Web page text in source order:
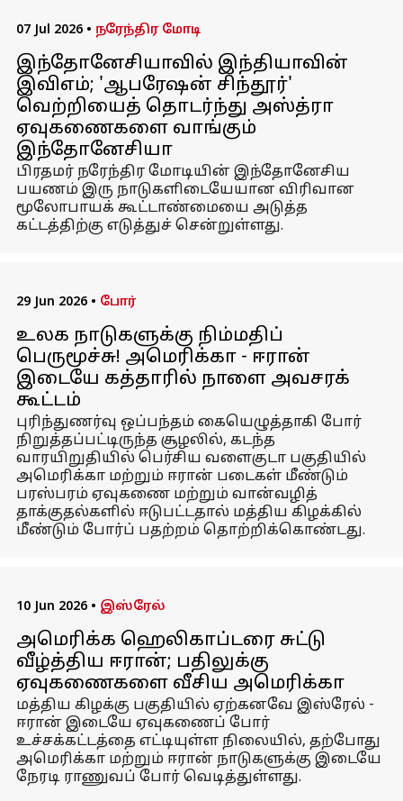
07 Jul 2026 • நரேந்திர மோடி
இந்தோனேசியாவில் இந்தியாவின்
இவிஎம்; 'ஆபரேஷன் சிந்தூர்'
வெற்றியைத் தொடர்ந்து அஸ்த்ரா
ஏவுகணைகளை வாங்கும்
இந்தோனேசியா
பிரதமர் நரேந்திர மோடியின் இந்தோனேசிய
பயணம் இரு நாடுகளிடையேயான விரிவான
மூலோபாயக் கூட்டாண்மையை அடுத்த
கட்டத்திற்கு எடுத்துச் சென்றுள்ளது.
29 Jun 2026 • போர்
உலக நாடுகளுக்கு நிம்மதிப்
பெருமூச்சு! அமெரிக்கா - ஈரான்
இடையே கத்தாரில் நாளை அவசரக்
கூட்டம்
புரிந்துணர்வு ஒப்பந்தம் கையெழுத்தாகி போர்
நிறுத்தப்பட்டிருந்த சூழலில், கடந்த
வாரயிறுதியில் பெர்சிய வளைகுடா பகுதியில்
அமெரிக்கா மற்றும் ஈரான் படைகள் மீண்டும்
பரஸ்பரம் ஏவுகணை மற்றும் வான்வழித்
தாக்குதல்களில் ஈடுபட்டதால் மத்திய கிழக்கில்
மீண்டும் போர்ப் பதற்றம் தொற்றிக்கொண்டது.
10 Jun 2026 • இஸ்ரேல்
அமெரிக்க ஹெலிகாப்டரை சுட்டு
வீழ்த்திய ஈரான்; பதிலுக்கு
ஏவுகணைகளை வீசிய அமெரிக்கா
மத்திய கிழக்கு பகுதியில் ஏற்கனவே இஸ்ரேல் -
ஈரான் இடையே ஏவுகணைப் போர்
உச்சக்கட்டத்தை எட்டியுள்ள நிலையில், தற்போது
அமெரிக்கா மற்றும் ஈரான் நாடுகளுக்கு இடையே
நேரடி ராணுவப் போர் வெடித்துள்ளது.